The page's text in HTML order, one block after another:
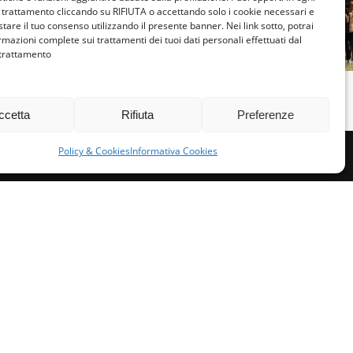
cliccando su RIFIUTA o accettando solo i cookie necessari e
il tuo consenso utilizzando il presente banner. Nei link sotto, potrai
complete sui trattamenti dei tuoi dati personali effettuati dal
Rifiuta Preferenze
Policy & CookiesInformativa Cookies
POMERIGGIO E
CASTAGNATA IN